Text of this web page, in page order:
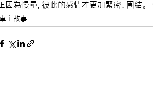
因為慢壘，彼此的感情才更加緊密、團結
車主故事